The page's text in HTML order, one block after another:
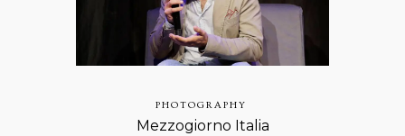
PHOTOGRAPHY
Mezzogiorno Italia